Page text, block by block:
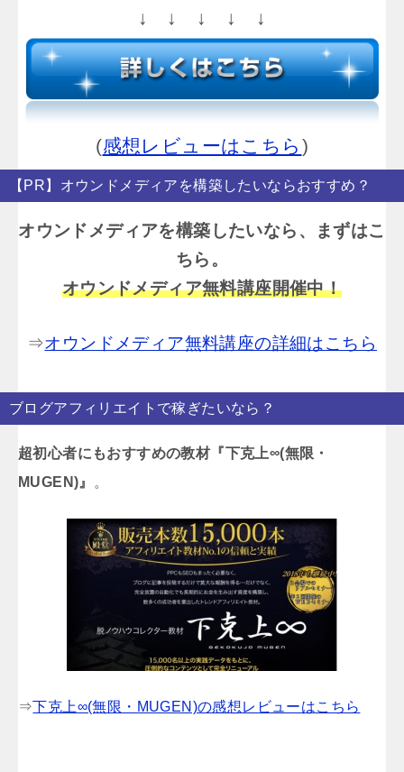
↓ ↓ ↓ ↓ ↓
(感想レビューはこちら )
【PR】オウンドメディアを構築したいならおすすめ？
オウンドメディアを構築したいなら、まずはこ
ちら。
オウンドメディア無料講座開催中！
⇒オウンドメディア無料講座の詳細はこちら
ブログアフィリエイトで稼ぎたいなら？
超初心者にもおすすめの教材『下克上∞(無限・
MUGEN)』
。
⇒下克上∞(無限・MUGEN)の感想レビューはこちら